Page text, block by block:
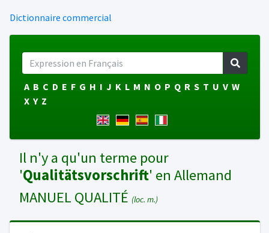
Dictionnaire commercial
A B C D E F G H I J K L M N O P Q R S T U V W
X Y Z
Il n'y a qu'un terme pour
'Qualitätsvorschrift' en Allemand
MANUEL QUALITÉ (loc. m.)